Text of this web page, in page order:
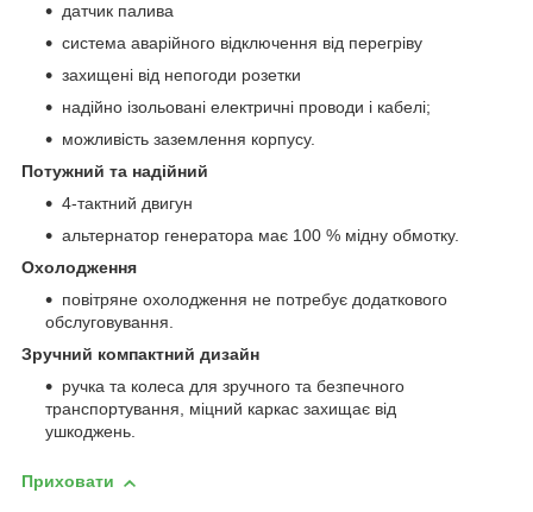
датчик палива
система аварійного відключення від перегріву
захищені від непогоди розетки
надійно ізольовані електричні проводи і кабелі;
можливість заземлення корпусу.
Потужний та надійний
4-тактний двигун
альтернатор генератора має 100 % мідну обмотку.
Охолодження
повітряне охолодження не потребує додаткового
обслуговування.
Зручний компактний дизайн
ручка та колеса для зручного та безпечного
транспортування, міцний каркас захищає від
ушкоджень.
Приховати